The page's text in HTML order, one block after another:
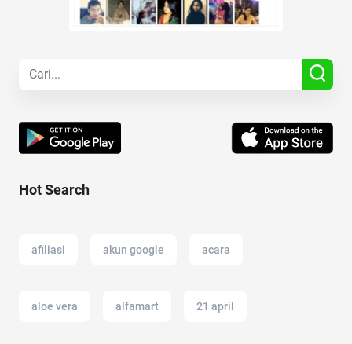
Hot Search
afiliasi akun google acara
aloe vera alfamart 21 april